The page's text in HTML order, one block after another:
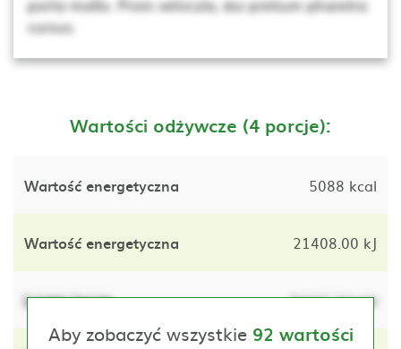
porta mollis. Proin vehicula, dui pretium pharetra
cursus.
Wartości odżywcze (4 porcje):
Wartość energetyczna 5088 kcal
Wartość energetyczna 21408.00 kJ
Lorem ipsum lorem ipsum
Aby zobaczyć wszystkie 92 wartości